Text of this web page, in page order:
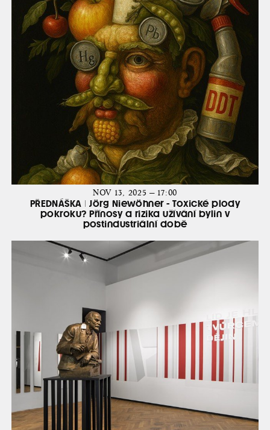
NOV 13, 2025 — 17:00
PŘEDNÁŠKA | Jörg Niewöhner - Toxické plody
pokroku? Přínosy a rizika užívání bylin v
postindustriální době